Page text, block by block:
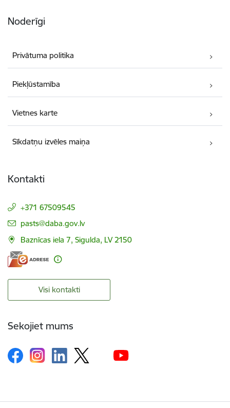
Noderīgi
Privātuma politika
Piekļūstamība
Vietnes karte
Sīkdatņu izvēles maiņa
Kontakti
+371 67509545
E-pasts:
pasts@daba.gov.lv
Baznīcas iela 7, Sigulda, LV 2150
Visi kontakti
Sekojiet mums